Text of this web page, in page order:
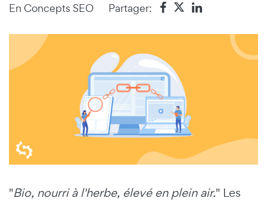
En Concepts SEO Partager:
"Bio, nourri à l'herbe, élevé en plein air." Les